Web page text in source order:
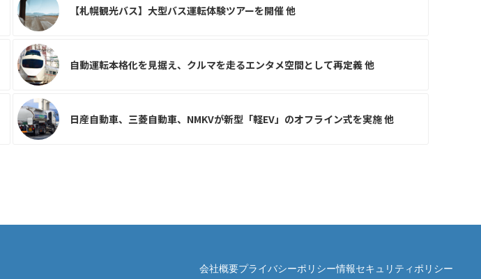
【札幌観光バス】大型バス運転体験ツアーを開催 他
自動運転本格化を見据え、クルマを走るエンタメ空間として再定義 他
日産自動車、三菱自動車、NMKVが新型「軽EV」のオフライン式を実施 他
会社概要プライバシーポリシー情報セキュリティポリシー